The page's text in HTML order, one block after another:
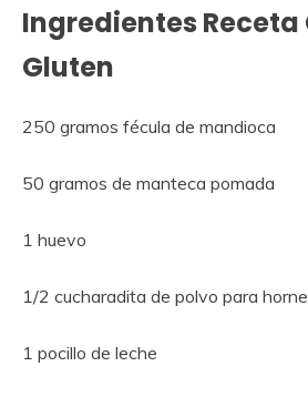
Ingredientes Receta
Gluten
250 gramos fécula de mandioca
50 gramos de manteca pomada
1 huevo
1/2 cucharadita de polvo para
1 pocillo de leche